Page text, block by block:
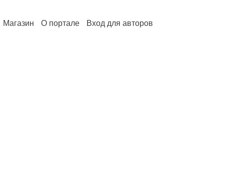
Магазин О портале Вход для авторов